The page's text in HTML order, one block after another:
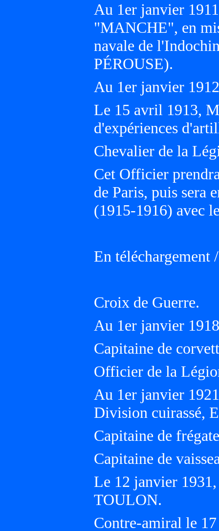
Au 1er janvier
"MANCHE", en
navale de
PÉROUSE).
Au 1er janvier
Le 15 avril 1913,
d'expériences
Chevalier de la
Cet Officier
de Paris, puis sera
(1915-1916) avec
En téléchargement
Croix de Guerre.
Au 1er janvier
Capitaine de
Officier de la
Au 1er janvier
Division cuirassé,
Capitaine de
Capitaine de
Le 12 janvier
TOULON.
Contre-amiral le